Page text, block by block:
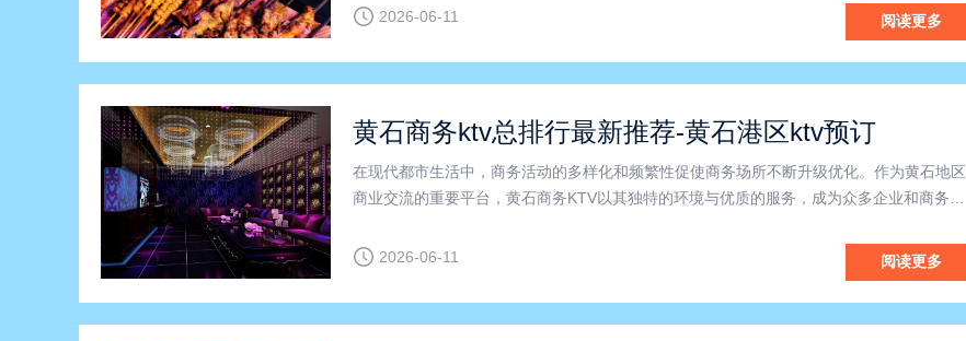
为您提供一份实用的商务KTV攻略，助力您的商务活动更加成功。首先
2026-06-11 阅读更多
黄石商务ktv总排行最新推荐-黄石港区ktv预订
在现代都市生活中，商务活动的多样化和频繁性促使商务场所不断升级优化。作为黄石地区
商业交流的重要平台，黄石商务KTV以其独特的环境与优质的服务，成为众多企业和商务人
助力商务活动更加高效顺畅。选择一家合适的商务KTV，不仅仅是为了提供一个聚会
2026-06-11 阅读更多